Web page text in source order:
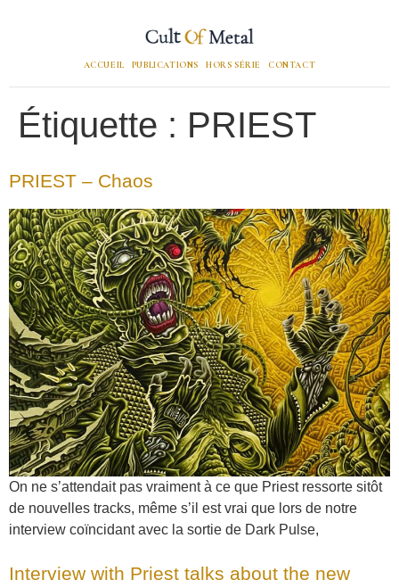
ACCUEIL PUBLICATIONS HORS SÉRIE CONTACT
Étiquette : PRIEST
PRIEST – Chaos
On ne s’attendait pas vraiment à ce que Priest ressorte sitôt
de nouvelles tracks, même s’il est vrai que lors de notre
interview coïncidant avec la sortie de Dark Pulse,
Interview with Priest talks about the new